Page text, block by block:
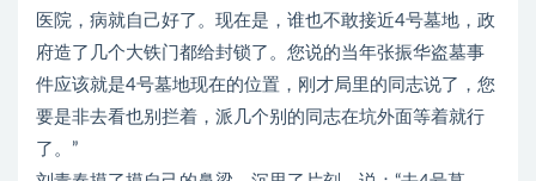
医院，病就自己好了。现在是，谁也不敢接近4号墓地，政
府造了几个大铁门都给封锁了。您说的当年张振华盗墓事
件应该就是4号墓地现在的位置，刚才局里的同志说了，您
要是非去看也别拦着，派几个别的同志在坑外面等着就行
了。”